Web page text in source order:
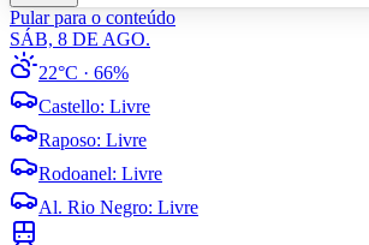
Pular para o conteúdo
SÁB, 8 DE AGO.
22°C · 66%
Castello: Livre
Raposo: Livre
Rodoanel: Livre
Al. Rio Negro: Livre